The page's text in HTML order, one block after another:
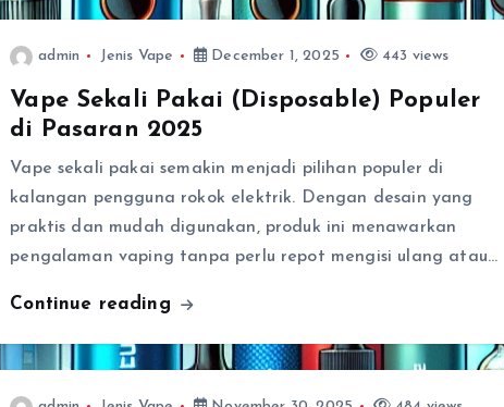
admin Jenis Vape December 1, 2025 443 views
Vape Sekali Pakai (Disposable) Populer
di Pasaran 2025
Vape sekali pakai semakin menjadi pilihan populer di
kalangan pengguna rokok elektrik. Dengan desain yang
praktis dan mudah digunakan, produk ini menawarkan
pengalaman vaping tanpa perlu repot mengisi ulang atau…
Continue reading